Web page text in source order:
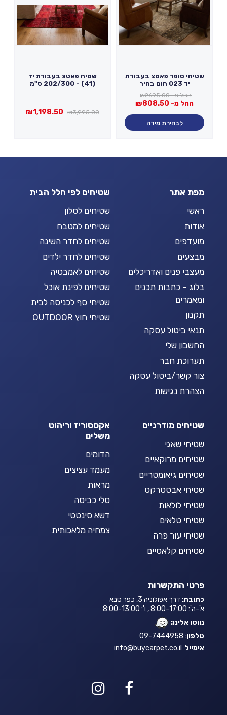
שטיחי סופר פאטצ בעבודת
יד 023 חום בהיר
החל מ- ₪2695.00
החל מ- ₪808.50
לבחירת מידה
שטיח פאטצ בעבודת יד
(41) - 202/300 ס"מ
₪3,995.00
המחיר
₪1,198.50
המחיר
מפת אתר
ראשי
אודות
מועדפים
מבצעים
מעצבי פנים ואדריכלים
בלוג – כתבות תכנים
ומאמרים
תקנון
תנאי ביטול עסקה
החשבון שלי
תערוכת חבר
צור קשר/ביטול עסקה
הצהרת נגישות
שטיחים לפי חלל הבית
שטיחים לסלון
שטיחים למטבח
שטיחים לחדר השינה
שטיחים לחדר ילדים
שטיחים לאמבטיה
שטיחים לפינת אוכל
שטיחי סף לכניסה לבית
שטיחי חוץ OUTDOOR
שטיחים מודרניים
שטיחי שאגי
שטיחים מרוקאיים
שטיחים גיאומטריים
שטיחי אבסטרקט
שטיחי לולאות
שטיחי טלאים
שטיחי עור פרה
שטיחים קלאסיים
אקססוריז וריהוט
משלים
הדומים
מעמד עציצים
מראות
סלי כביסה
דשא סינטטי
צמחיה מלאכותית
פרטי התקשרות
כתובת: דרך אפולוניה 3, כפר סבא
א'-ה': 8:00-17:00 , ו': 8:00-13:00
נווטו אלינו:
טלפון: 09-7444958
אימייל:
info@buycarpet.co.il